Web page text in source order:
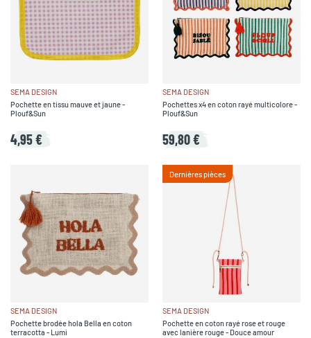
SEMA DESIGN
Pochette en tissu mauve et jaune -
Plouf&Sun
4,95 €
SEMA DESIGN
Pochettes x4 en coton rayé multicolore -
Plouf&Sun
59,80 €
SEMA DESIGN
Pochette brodée hola Bella en coton
terracotta - Lumi
Dernières pièces
SEMA DESIGN
Pochette en coton rayé rose et rouge
avec lanière rouge - Douce amour